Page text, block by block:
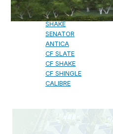
HERITAGE
MILANO
SHAKE
SENATOR
ANTICA
CF SLATE
CF SHAKE
CF SHINGLE
CALIBRE
TẤM LỢP KIM